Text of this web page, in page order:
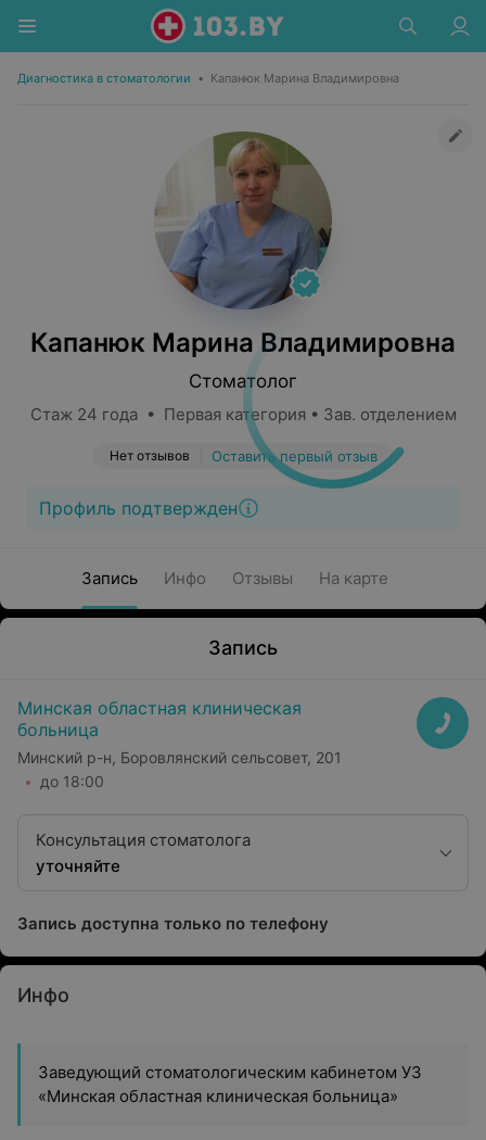
Диагностика в стоматологии • Капанюк Марина Владимировна
Капанюк Марина Владимировна
Стоматолог
Стаж 24 года • Первая категория • Зав. отделением
Нет отзывов Оставить первый отзыв
Профиль подтвержден
Запись Инфо Отзывы На карте
Запись
Минская областная клиническая
больница
Минский р-н, Боровлянский сельсовет, 201
до 18:00
Консультация стоматолога
уточняйте
Запись доступна только по телефону
Инфо
Заведующий стоматологическим кабинетом УЗ
«Минская областная клиническая больница»